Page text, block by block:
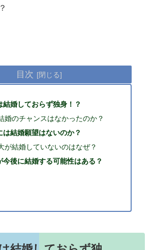
目次
結婚しておらず独身！？
婚のチャンスはなかったのか？
は結婚願望はないのか？
が結婚していないのはなぜ？
今後に結婚する可能性はある？